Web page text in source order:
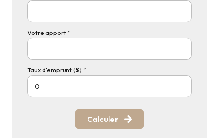
Votre apport *
Taux d'emprunt (%) *
Calculer